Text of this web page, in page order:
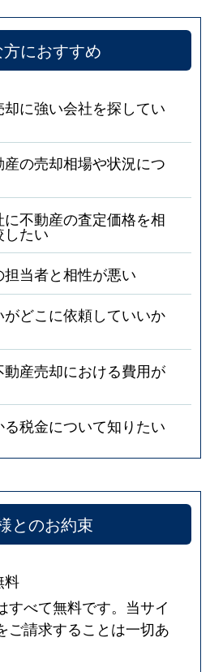
におすすめ
に強い会社を探してい
の売却相場や状況につ
不動産の査定価格を相
したい
当者と相性が悪い
どこに依頼していいか
産売却における費用が
税金について知りたい
とのお約束
料
すべて無料です。当サイ
ご請求することは一切あ